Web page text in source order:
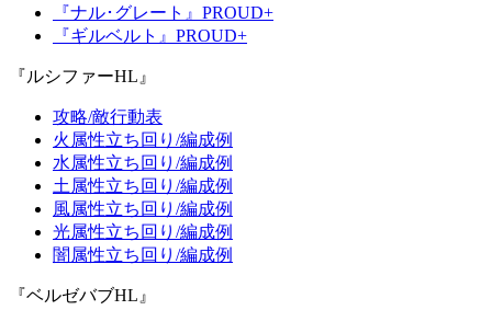
『ナル･グレート』PROUD+
『ギルベルト』PROUD+
『ルシファーHL』
攻略/敵行動表
火属性立ち回り/編成例
水属性立ち回り/編成例
土属性立ち回り/編成例
風属性立ち回り/編成例
光属性立ち回り/編成例
闇属性立ち回り/編成例
『ベルゼバブHL』